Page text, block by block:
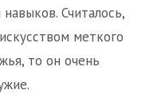
Считалось,
меткого
то он очень